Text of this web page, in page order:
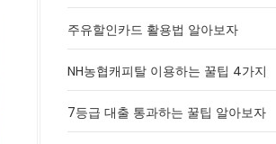
주유할인카드 활용법 알아보자
NH농협캐피탈 이용하는 꿀팁 4가지
7등급 대출 통과하는 꿀팁 알아보자